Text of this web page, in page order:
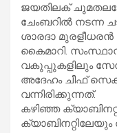
ജയതിലക്
ചേംബറിൽ നടന്ന
ശാരദാ
കൈമാറി.
വകുപ്പുകളിലും
അദേഹം ചീഫ്
വന്നിരിക്കുന്നത്.
കഴിഞ്ഞ